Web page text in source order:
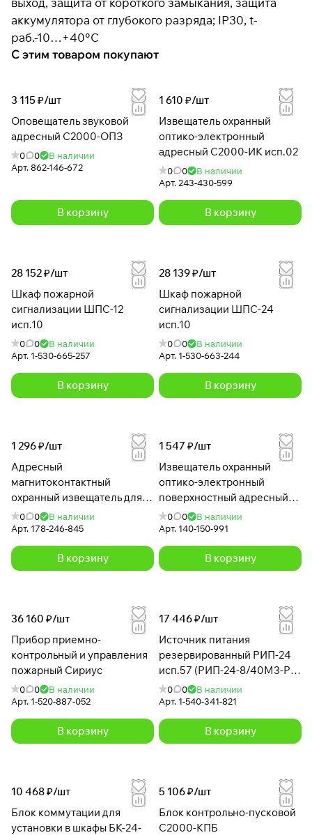
аккумулятора от глубокого разряда; IP30, t-
раб.-10…+40°С
С этим товаром покупают
3 115 ₽/шт
Оповещатель звуковой
адресный С2000-ОПЗ
0 0
В наличии
Арт.862-146-672
В корзину
1 610 ₽/шт
Извещатель охранный
оптико-электронный
адресный С2000-ИК исп.02
0 0
В наличии
Арт.243-430-599
В корзину
28 152 ₽/шт
Шкаф пожарной
сигнализации ШПС-12
исп.10
0 0
В наличии
Арт. 1-530-665-257
В корзину
28 139 ₽/шт
Шкаф пожарной
сигнализации ШПС-24
исп.10
0 0
В наличии
Арт. 1-530-663-244
В корзину
1 296 ₽/шт
Адресный
магнитоконтактный
охранный извещатель для
защиты металлических
дверей С2000-СМК Эстет
0 0
В наличии
Арт. 178-246-845
В корзину
1 547 ₽/шт
Извещатель охранный
оптико-электронный
поверхностный адресный
С2000-ШИК
0 0
В наличии
Арт. 140-150-991
В корзину
36 160 ₽/шт
Прибор приемно-
контрольный и управления
пожарный Сириус
0 0
В наличии
Арт. 1-520-887-052
В корзину
17 446 ₽/шт
Источник питания
резервированный РИП-24
исп.57 (РИП-24-8/40М3-Р-
RS)
0 0
В наличии
Арт. 1-540-341-821
В корзину
10 468 ₽/шт
Блок коммутации для
установки в шкафы БК-24-
5 106 ₽/шт
Блок контрольно-пусковой
С2000-КПБ